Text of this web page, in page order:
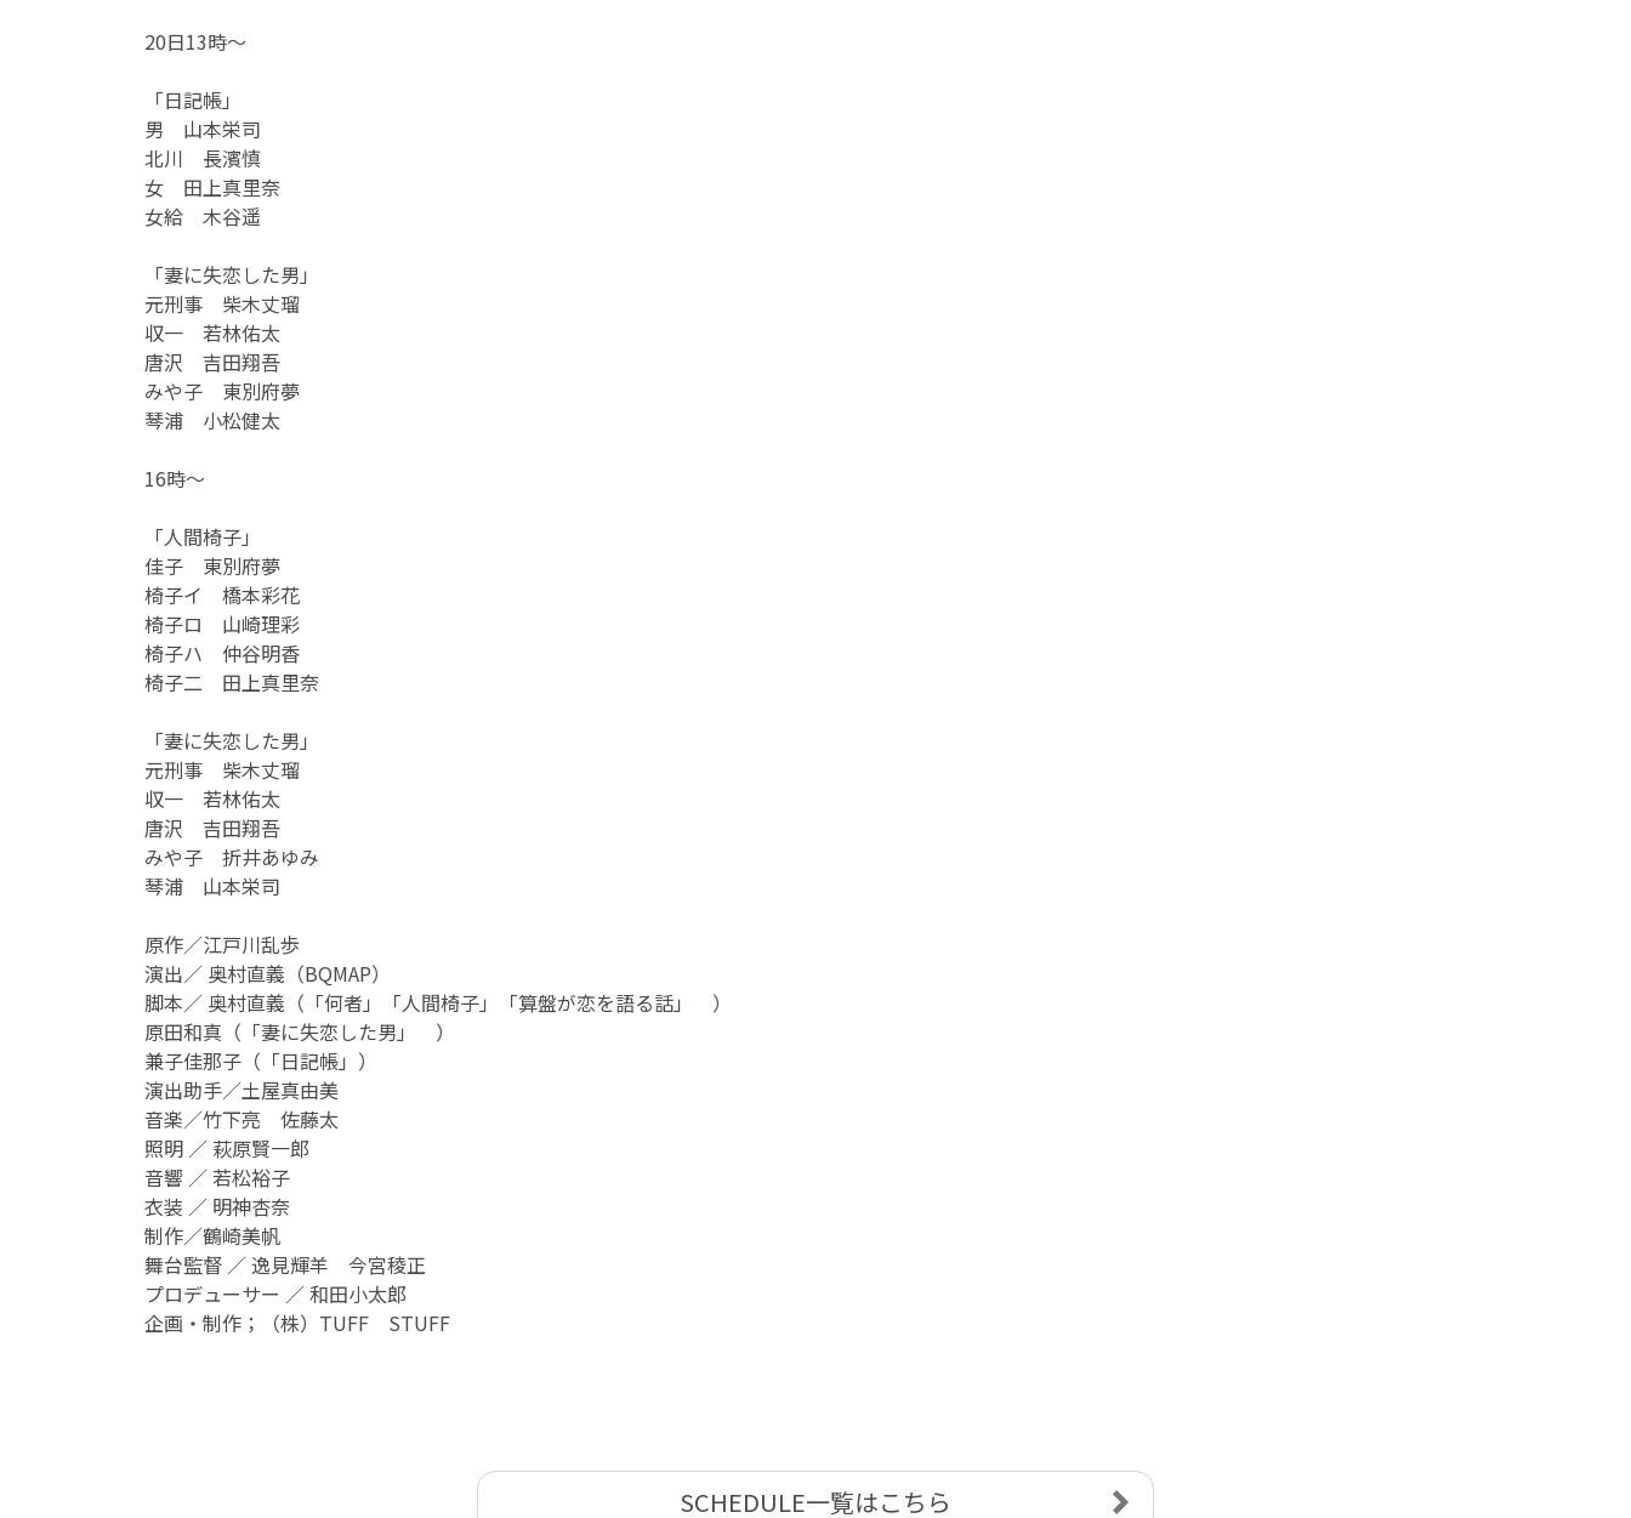
20日13時～
「日記帳」
男 山本栄司
北川 長濱慎
女 田上真里奈
女給 木谷遥
「妻に失恋した男」
元刑事 柴木丈瑠
収一 若林佑太
唐沢 吉田翔吾
みや子 東別府夢
琴浦 小松健太
16時～
「人間椅子」
佳子 東別府夢
椅子イ 橋本彩花
椅子ロ 山崎理彩
椅子ハ 仲谷明香
椅子二 田上真里奈
「妻に失恋した男」
元刑事 柴木丈瑠
収一 若林佑太
唐沢 吉田翔吾
みや子 折井あゆみ
琴浦 山本栄司
原作／江戸川乱歩
演出／ 奥村直義（BQMAP）
脚本／ 奥村直義（「何者」「人間椅子」「算盤が恋を語る話」 ）
原田和真（「妻に失恋した男」 ）
兼子佳那子（「日記帳」）
演出助手／土屋真由美
音楽／竹下亮 佐藤太
照明 ／ 萩原賢一郎
音響 ／ 若松裕子
衣装 ／ 明神杏奈
制作／鶴崎美帆
舞台監督 ／ 逸見輝羊 今宮稜正
プロデューサー ／ 和田小太郎
企画・制作；（株）TUFF STUFF
SCHEDULE一覧はこちら